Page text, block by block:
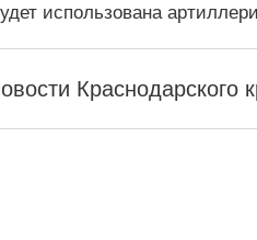
использована
Краснодарского